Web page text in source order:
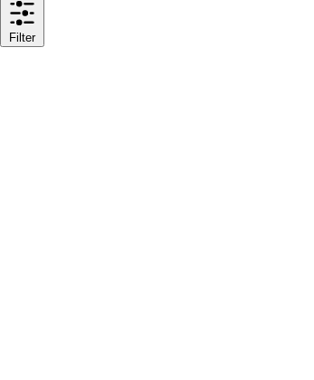
Filter